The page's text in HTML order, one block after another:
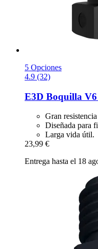
5 Opciones
4.9 (32)
E3D Boquilla V6
Gran
Diseñada para
Larga vida útil.
23,99 €
Entrega hasta el 18